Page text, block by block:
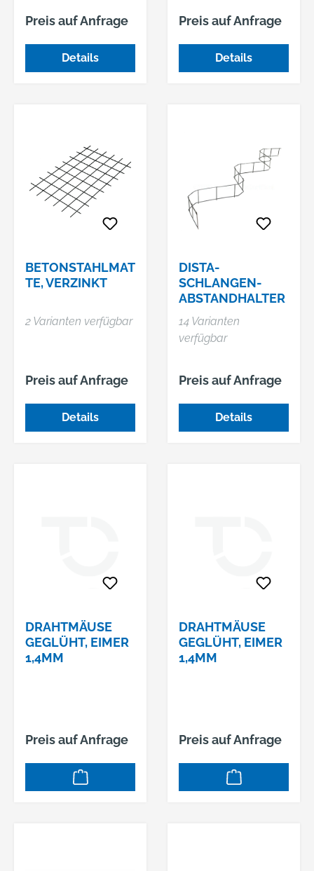
Preis auf Anfrage
Details
Preis auf Anfrage
Details
BETONSTAHLMAT
TE, VERZINKT
2 Varianten verfügbar
Preis auf Anfrage
Details
DISTA-
SCHLANGEN-
ABSTANDHALTER
14 Varianten
verfügbar
Preis auf Anfrage
Details
DRAHTMÄUSE
GEGLÜHT, EIMER
1,4MM
Preis auf Anfrage
DRAHTMÄUSE
GEGLÜHT, EIMER
1,4MM
Preis auf Anfrage